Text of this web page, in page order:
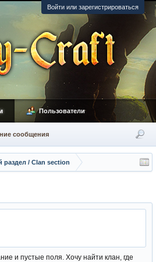
Войти или зарегистрироваться
раздел / Сlan section
и пустые поля. Хочу найти клан, где
сообщения
Пользователи